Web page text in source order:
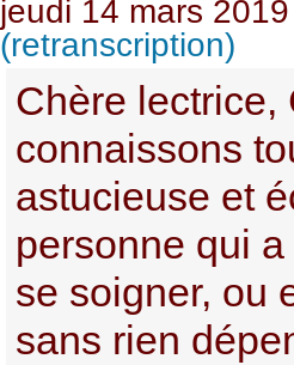
jeudi 14 mars 2019
(retranscription)
Chère lectrice,
connaissons
astucieuse et
personne qui
se soigner, ou
sans rien